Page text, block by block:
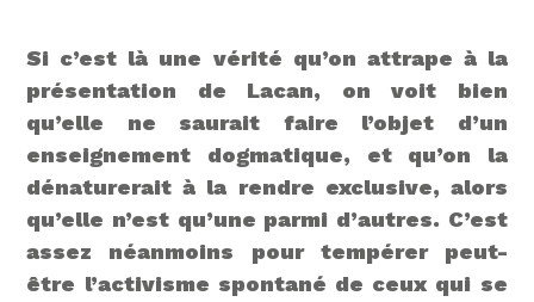
Si c’est là une vérité qu’on attrape à la
présentation de Lacan, on voit bien
qu’elle ne saurait faire l’objet d’un
enseignement dogmatique, et qu’on la
dénaturerait à la rendre exclusive, alors
qu’elle n’est qu’une parmi d’autres. C’est
assez néanmoins pour tempérer peut-
être l’activisme spontané de ceux qui se